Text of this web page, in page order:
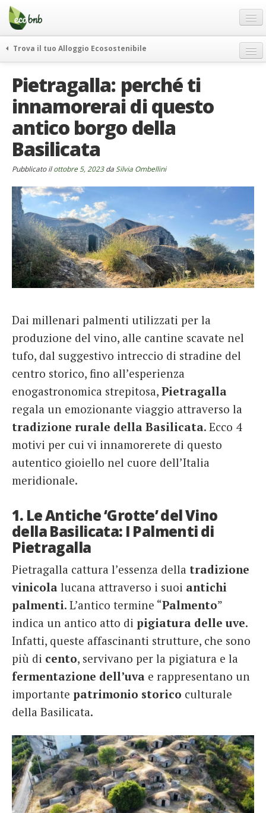
Menu
Salta
contenuto
Offerte Speciali
Regali
FAQ
Chi Siamo
Partner
Contatti
Italiano
German
English
Spanish
French
Trova il tuo Alloggio Ecosostenibile
itinerari
curiosità
vivere e viaggiare verde
news ed eventi
ecohotel
Pietragalla: perché ti
innamorerai di questo
antico borgo della
Basilicata
Pubblicato ilottobre 5, 2023da Silvia Ombellini
Dai millenari palmenti utilizzati per la
produzione del vino, alle cantine scavate nel
tufo, dal suggestivo intreccio di stradine del
centro storico, fino all’esperienza
enogastronomica strepitosa, Pietragalla
regala un emozionante viaggio attraverso la
tradizione rurale della Basilicata. Ecco 4
motivi per cui vi innamorerete di questo
autentico gioiello nel cuore dell’Italia
meridionale.
1. Le Antiche ‘Grotte’ del Vino
della Basilicata: I Palmenti di
Pietragalla
Pietragalla cattura l’essenza della tradizione
vinicola lucana attraverso i suoi antichi
palmenti. L’antico termine “Palmento”
indica un antico atto di pigiatura delle uve.
Infatti, queste affascinanti strutture, che sono
più di cento, servivano per la pigiatura e la
fermentazione dell’uva e rappresentano un
importante patrimonio storico culturale
della Basilicata.